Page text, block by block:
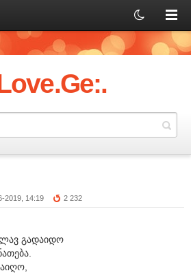
2019, 14:19 2 232
გადაიდო